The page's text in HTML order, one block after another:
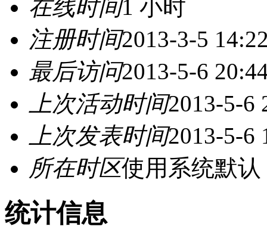
在线时间1 小时
注册时间2013-3-5
最后访问2013-5-6
上次活动时间2013-5-6
上次发表时间2013-5-6
所在时区使用系统默认
统计信息